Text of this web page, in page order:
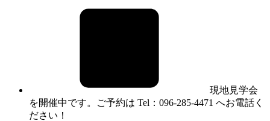
現地見学会
を開催中です。ご予約は Tel：096-285-4471 へお電話く
ださい！